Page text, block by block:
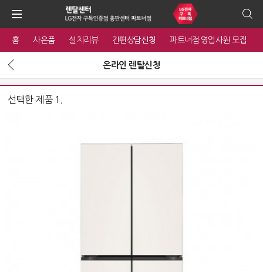
홈 사은품 설치리뷰 간편상담신청 파트너점·영업사원 모집
온라인 렌탈신청
선택한 제품 1.